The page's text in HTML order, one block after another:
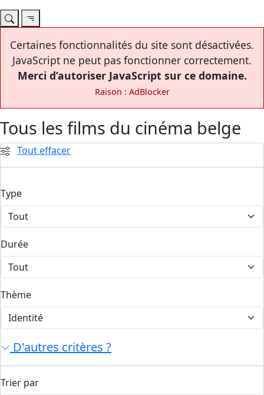
Certaines fonctionnalités du site sont désactivées.
JavaScript ne peut pas fonctionner correctement.
Merci d’autoriser JavaScript sur ce domaine.
Raison : AdBlocker
Tous les films du cinéma belge
Tout effacer
Type
Durée
Thème
D'autres critères ?
Trier par